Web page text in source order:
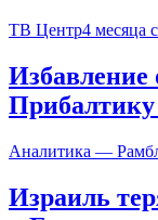
ТВ Центр4 месяца
Избавление
Аналитика —
Израиль